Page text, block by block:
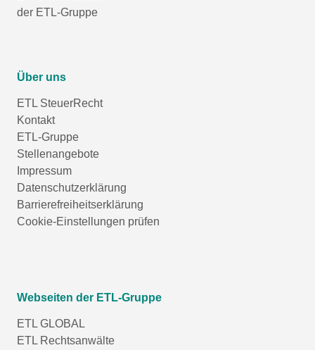
der ETL-Gruppe
Über uns
ETL SteuerRecht
Kontakt
ETL-Gruppe
Stellenangebote
Impressum
Datenschutzerklärung
Barrierefreiheitserklärung
Cookie-Einstellungen prüfen
Webseiten der ETL-Gruppe
ETL GLOBAL
ETL Rechtsanwälte